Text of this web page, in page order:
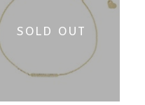
SOLD OUT